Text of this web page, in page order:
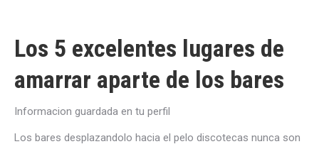
Los 5 excelentes lugares de
amarrar aparte de los bares
Informacion guardada en tu perfil
Los bares desplazandolo hacia el pelo discotecas nunca son